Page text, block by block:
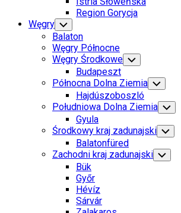
Menu
Region Gorycja
Węgry Toggle
Child
Menu
Balaton
Węgry Północne
Węgry Środkowe Toggle
Child
Menu
Budapeszt
Północna Dolna Ziemia Toggle
Child
Menu
Hajdúszoboszló
Południowa Dolna Ziemia Toggle
Child
Menu
Gyula
Środkowy kraj zadunajski Toggle
Child
Menu
Balatonfüred
Zachodni kraj zadunajski Toggle
Child
Bük
Győr
Hévíz
Sárvár